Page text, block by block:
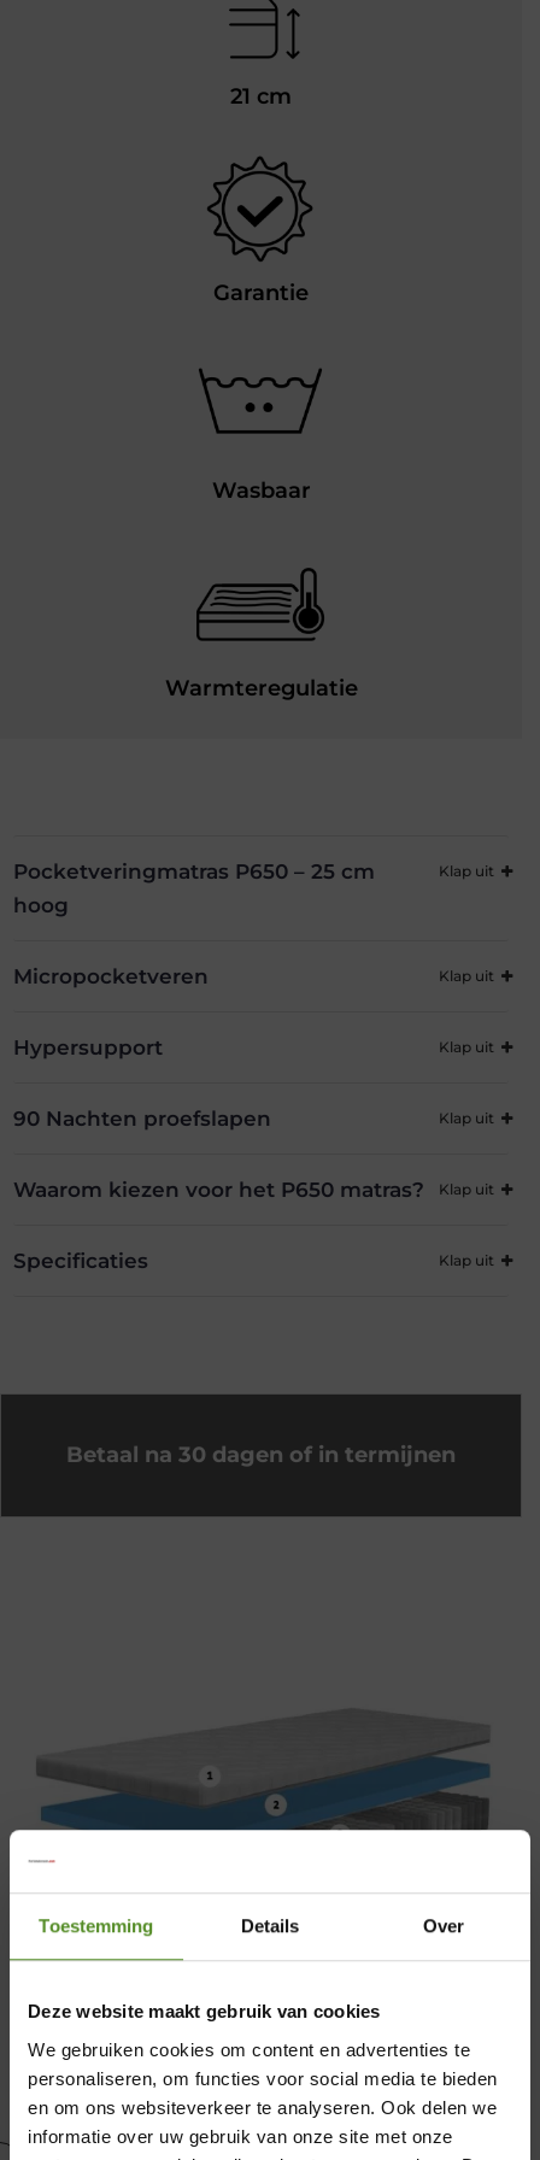
Toestemming Details Over
Deze website maakt gebruik van cookies
We gebruiken cookies om content en advertenties te
personaliseren, om functies voor social media te bieden
en om ons websiteverkeer te analyseren. Ook delen we
informatie over uw gebruik van onze site met onze
21 cm
Garantie
Wasbaar
Warmteregulatie
Pocketveringmatras P650 – 25 cm
hoog
Micropocketveren
Hypersupport
90 Nachten proefslapen
Waarom kiezen voor het P650 matras?
Specificaties
Betaal na 30 dagen of in termijnen